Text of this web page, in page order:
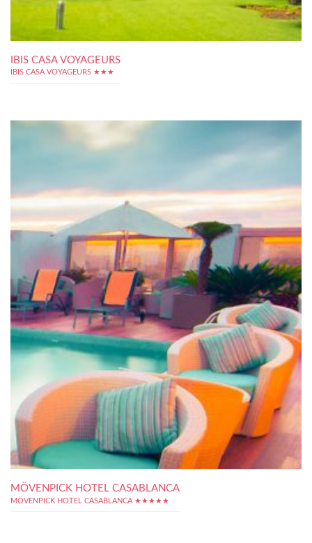
IBIS CASA VOYAGEURS
IBIS CASA VOYAGEURS ★★★
MÖVENPICK HOTEL CASABLANCA
MÖVENPICK HOTEL CASABLANCA ★★★★★